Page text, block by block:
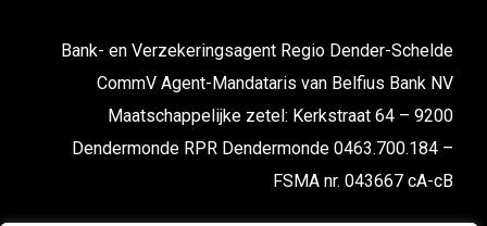
Bank- en Verzekeringsagent Regio Dender-Schelde
CommV Agent-Mandataris van Belfius Bank NV
Maatschappelijke zetel: Kerkstraat 64 – 9200
Dendermonde RPR Dendermonde 0463.700.184 –
FSMA nr. 043667 cA-cB